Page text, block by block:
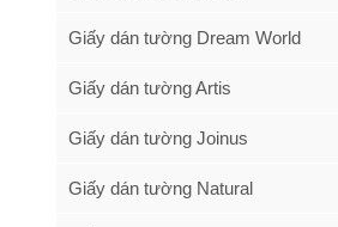
Giấy dán tường Dream World
Giấy dán tường Artis
Giấy dán tường Joinus
Giấy dán tường Natural